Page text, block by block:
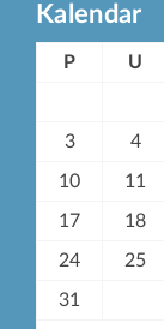
Kalendar
P U
3 4
10 11
17 18
24 25
31